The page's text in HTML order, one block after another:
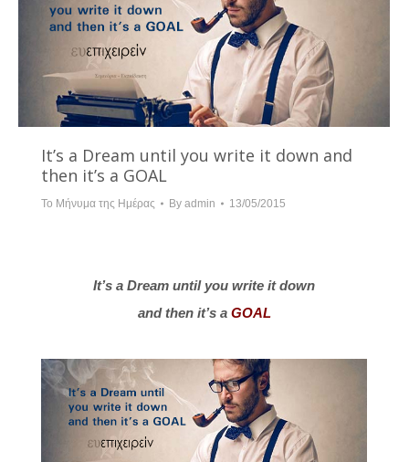
It’s a Dream until you write it down and
then it’s a GOAL
Το Μήνυμα της Ημέρας By admin 13/05/2015
It’s a Dream until you write it down
and then it’s a GOAL